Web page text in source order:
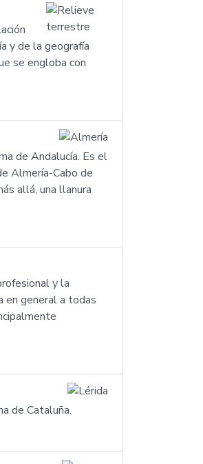
y de la geografía
se engloba con
de Andalucía. Es el
Almería-Cabo de
allá, una llanura
y la
en general a todas
de Cataluña.